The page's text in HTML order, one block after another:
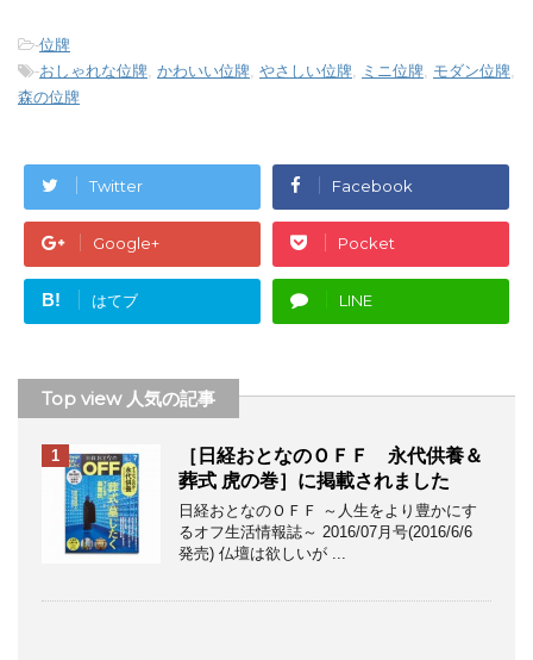
-位牌
-おしゃれな位牌 かわいい位牌 やさしい位牌 ミニ位牌 モダン位牌
森の位牌
Twitter Facebook
Google+ Pocket
B! はてブ LINE
Top view 人気の記事
1
［日経おとなのＯＦＦ 永代供養＆
葬式 虎の巻］に掲載されました
日経おとなのＯＦＦ ～人生をより豊かにす
るオフ生活情報誌～ 2016/07月号(2016/6/6
発売) 仏壇は欲しいが ...